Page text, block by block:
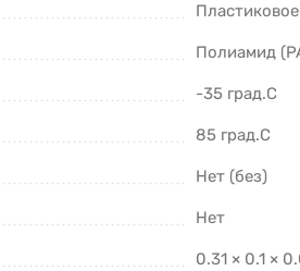
Полиамид
-35 град.C
85 град.C
Нет (без)
Нет
0.31 × 0.1 ×